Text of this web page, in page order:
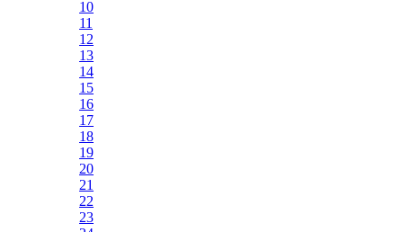
10
11
12
13
14
15
16
17
18
19
20
21
22
23